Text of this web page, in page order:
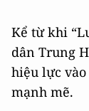
Kể từ khi
dân Trung
hiệu lực
mạnh mẽ.